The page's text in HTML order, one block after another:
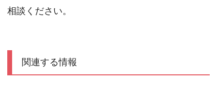
相談ください。
関連する情報